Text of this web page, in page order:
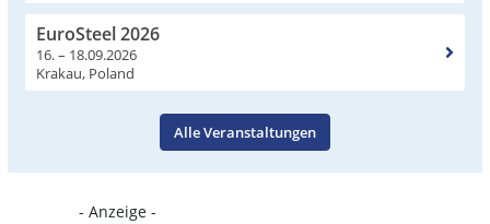
EuroSteel 2026
16. – 18.09.2026
Krakau, Poland
Alle Veranstaltungen
- Anzeige -